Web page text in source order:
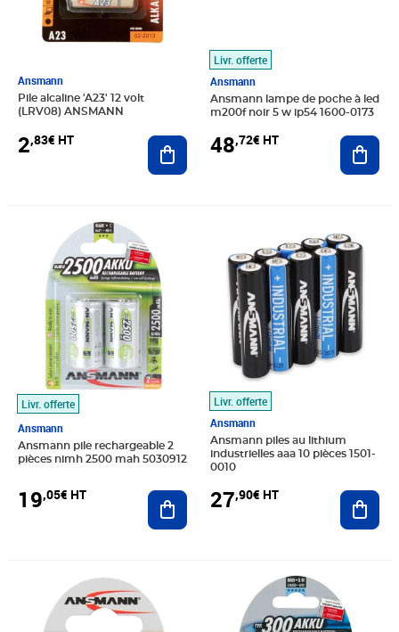
Ansmann
Pile alcaline 'A23' 12 volt
(LRV08) ANSMANN
2,83€ HT Ajouter au panier
Livr. offerte
Ansmann
Ansmann lampe de poche à led
m200f noir 5 w ip54 1600-0173
48,72€ HT
Livr. offerte
Ansmann
Ansmann pile rechargeable 2
pièces nimh 2500 mah 5030912
19,05€ HT
Prix 19,05€ HT
Ajouter au panier
Livr. offerte
Ansmann
Ansmann piles au lithium
industrielles aaa 10 pièces 1501-
0010
27,90€ HT
Prix 3,02€ HT Prix 16,88€ HT